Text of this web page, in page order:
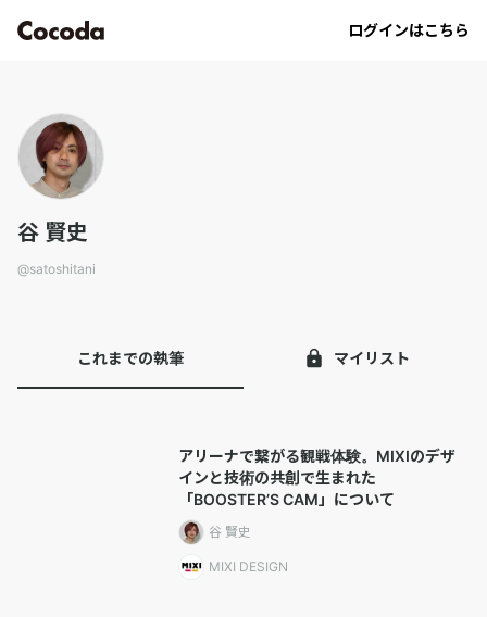
ログインはこちら
谷 賢史
@satoshitani
マイリスト
これまでの執筆
アリーナで繋がる観戦体験。MIXIのデザ
インと技術の共創で生まれた
「BOOSTER’S CAM」について
谷 賢史
MIXI DESIGN